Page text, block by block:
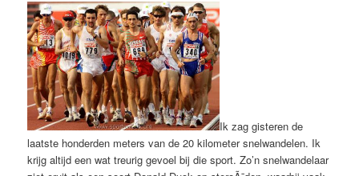
Ik zag gisteren de
laatste honderden meters van de 20 kilometer snelwandelen. Ik
krijg altijd een wat treurig gevoel bij die sport. Zo’n snelwandelaar